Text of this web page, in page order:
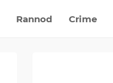
Rannod Crime